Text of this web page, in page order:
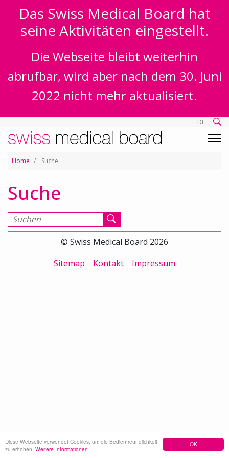
OK
Diese Webseite verwendet Cookies, um die Bedienfreundlichkeit
zu erhöhen. Weitere Informationen.
Das Swiss Medical Board hat
seine Aktivitäten eingestellt.
Die Webseite bleibt weiterhin
abrufbar, wird aber nach dem 30. Juni
2022 nicht mehr aktualisiert.
DE
Home Suche
Suche
Suchen nach
© Swiss Medical Board 2026
Sitemap
Kontakt Impressum